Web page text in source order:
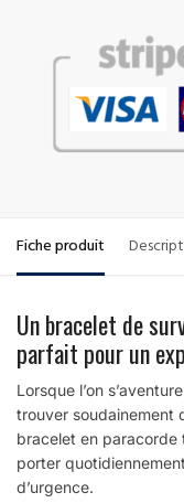
Fiche produit
Un bracelet de
parfait pour un
Lorsque l’on
trouver soudainement
bracelet en paracorde
porter
d’urgence.